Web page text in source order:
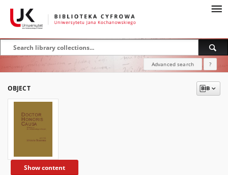
Advanced search ?
OBJECT
Show content